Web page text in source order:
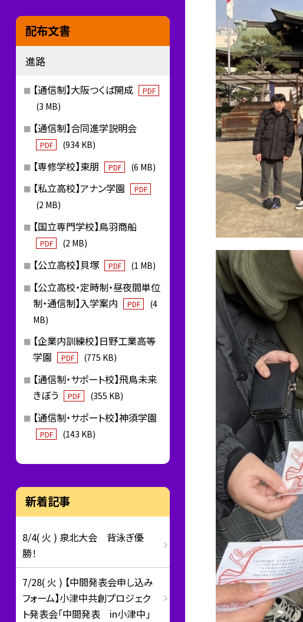
配布文書
進路
【通信制】大阪つくば開成 PDF
(3 MB)
【通信制】合同進学説明会
PDF (934 KB)
【専修学校】東朋 PDF (6 MB)
【私立高校】アナン学園 PDF
(2 MB)
【国立専門学校】鳥羽商船
PDF (2 MB)
【公立高校】貝塚 PDF (1 MB)
【公立高校・定時制・昼夜間単位
制・通信制】入学案内
PDF
(4
MB)
【企業内訓練校】日野工業高等
学園
PDF (775 KB)
【通信制・サポート校】飛鳥未来
きぼう
PDF (355 KB)
【通信制・サポート校】神須学園
PDF (143 KB)
新着記事
8/4( 火 ) 泉北大会 背泳ぎ優
勝！
7/28( 火 ) 【中間発表会申し込み
フォーム】小津中共創プロジェク
ト発表会「中間発表 in小津中」